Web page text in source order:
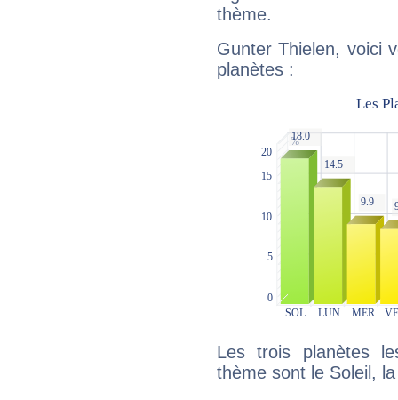
thème.
Gunter Thielen, voici
planètes :
Les trois planètes
thème sont le Soleil,